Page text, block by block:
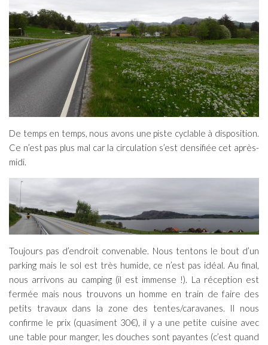
De temps en temps, nous avons une piste cyclable à disposition.
Ce n’est pas plus mal car la circulation s’est densifiée cet après-
midi.
Toujours pas d’endroit convenable. Nous tentons le bout d’un
parking mais le sol est très humide, ce n’est pas idéal. Au final,
nous arrivons au camping (il est immense !). La réception est
fermée mais nous trouvons un homme en train de faire des
petits travaux dans la zone des tentes/caravanes. Il nous
confirme le prix (quasiment 30€), il y a une petite cuisine avec
une table pour manger, les douches sont payantes (c’est quand